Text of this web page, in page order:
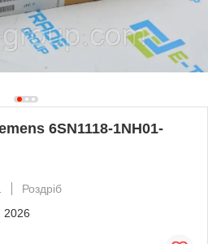
6SN1118-1NH01-
Роздріб
2026